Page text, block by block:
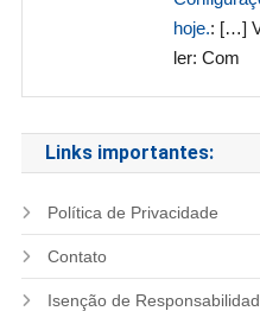
hoje.: […]
ler: Com
Links importantes:
Política de Privacidade
Contato
Isenção de